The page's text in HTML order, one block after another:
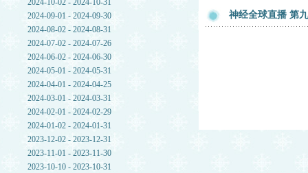
2024-10-02 - 2024-10-31
2024-09-01 - 2024-09-30
2024-08-02 - 2024-08-31
2024-07-02 - 2024-07-26
2024-06-02 - 2024-06-30
2024-05-01 - 2024-05-31
2024-04-01 - 2024-04-25
2024-03-01 - 2024-03-31
2024-02-01 - 2024-02-29
2024-01-02 - 2024-01-31
2023-12-02 - 2023-12-31
2023-11-01 - 2023-11-30
2023-10-10 - 2023-10-31
神经全球直播 第